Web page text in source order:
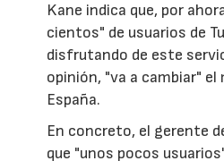
Kane indica que, por
cientos" de usuarios de
disfrutando de este
opinión, "va a cambiar" el
España.
En concreto, el gerente
que "unos pocos